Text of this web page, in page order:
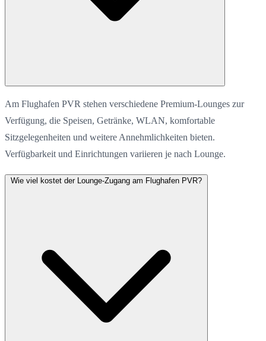
Am Flughafen PVR stehen verschiedene Premium-Lounges zur
Verfügung, die Speisen, Getränke, WLAN, komfortable
Sitzgelegenheiten und weitere Annehmlichkeiten bieten.
Verfügbarkeit und Einrichtungen variieren je nach Lounge.
Wie viel kostet der Lounge-Zugang am Flughafen PVR?